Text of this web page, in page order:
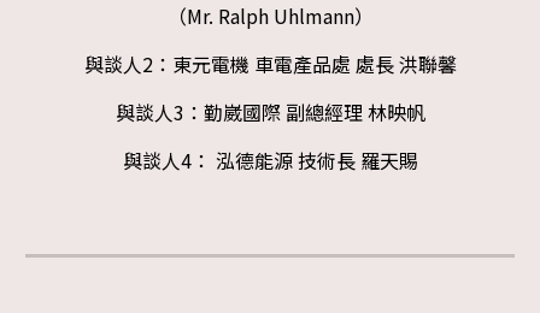
（Mr. Ralph Uhlmann）
與談人2：東元電機 車電產品處 處長 洪聯馨
與談人3： 勤崴國際 副總經理 林映帆
與談人4： 泓德能源 技術長 羅天賜